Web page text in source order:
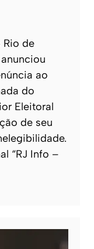
de
ao
do
Eleitoral
de seu
“RJ Info –